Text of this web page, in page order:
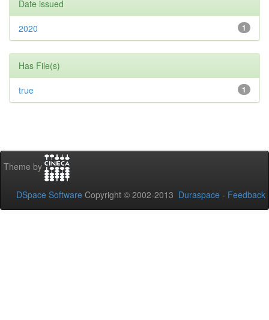
Date issued
1
2020
Has File(s)
1
true
Theme by
DSpace Software Copyright © 2002-2013 Duraspace - Feedback